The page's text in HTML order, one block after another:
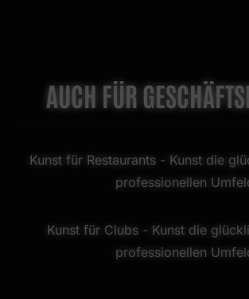
AUCH FÜR
Kunst für Restaurants- Kunst die
professionellen
Kunst für Clubs- Kunst die
professionellen